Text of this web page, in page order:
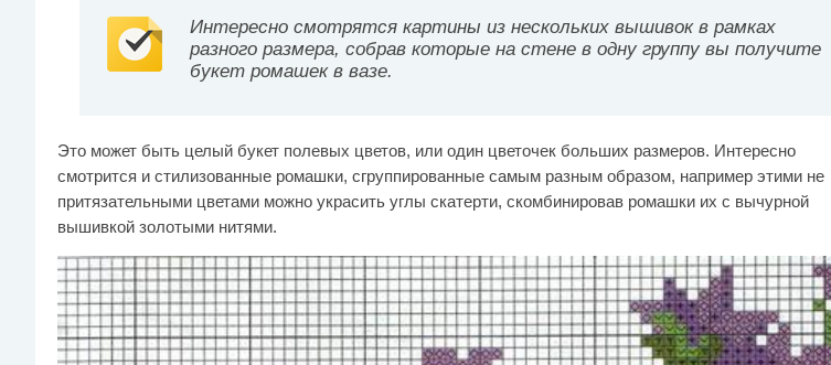
Интересно смотрятся картины из нескольких вышивок в рамках
разного размера, собрав которые на стене в одну группу вы получите
букет ромашек в вазе.
Это может быть целый букет полевых цветов, или один цветочек больших размеров. Интересно
смотрится и стилизованные ромашки, сгруппированные самым разным образом, например этими не
притязательными цветами можно украсить углы скатерти, скомбинировав ромашки их с вычурной
вышивкой золотыми нитями.